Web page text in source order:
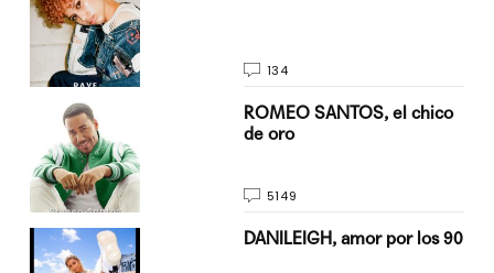
134
ROMEO SANTOS, el chico
de oro
5149
DANILEIGH, amor por los 90